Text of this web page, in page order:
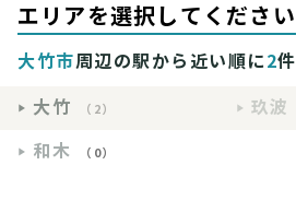
エリアを選択してください
大竹市周辺の駅から近い順に2件
大竹
（2） 玖波
和木 （0）